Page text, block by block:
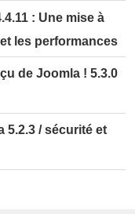
: Une mise à
les performances
de Joomla ! 5.3.0
5.2.3 / sécurité et